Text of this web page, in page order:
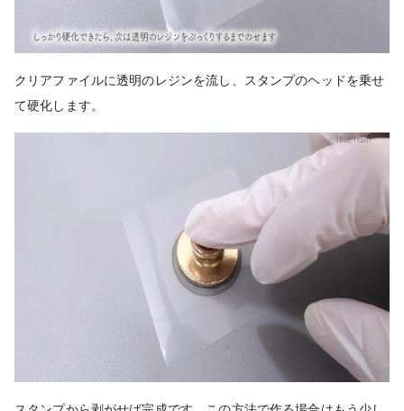
クリアファイルに透明のレジンを流し、スタンプのヘッドを乗せ
て硬化します。